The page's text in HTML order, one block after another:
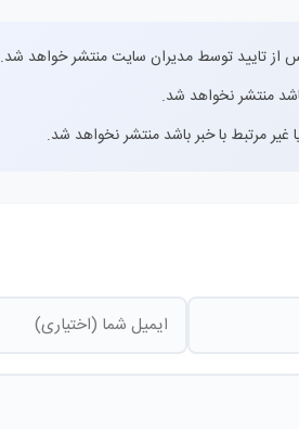
از تایید توسط مدیران سایت منتشر خواهد شد.
منتشر نخواهد شد.
غیر مرتبط با خبر باشد منتشر نخواهد شد.